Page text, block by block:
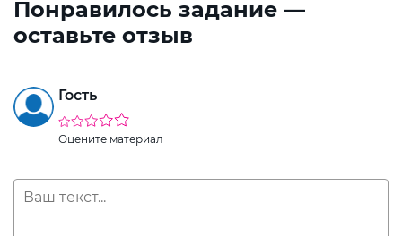
Понравилось задание —
оставьте отзыв
Гость
Оцените материал